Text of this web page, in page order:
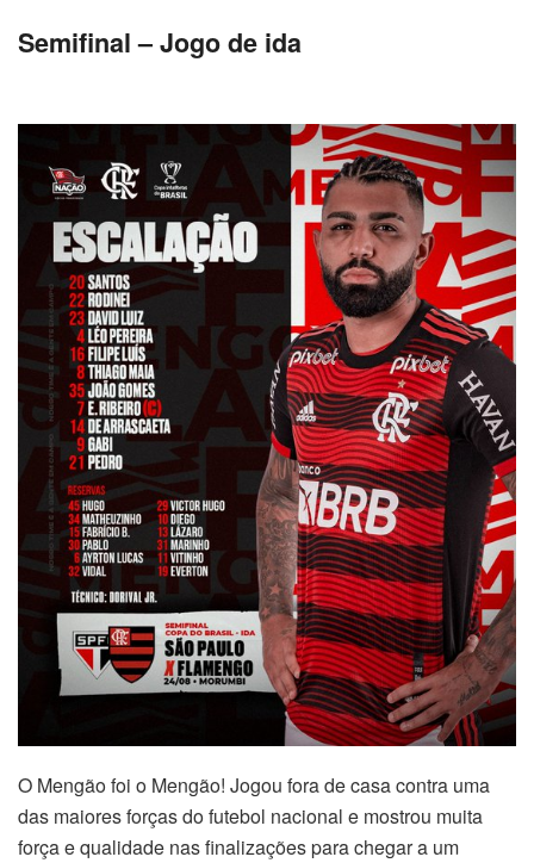
Semifinal – Jogo de ida
O Mengão foi o Mengão! Jogou fora de casa contra uma
das maiores forças do futebol nacional e mostrou muita
força e qualidade nas finalizações para chegar a um